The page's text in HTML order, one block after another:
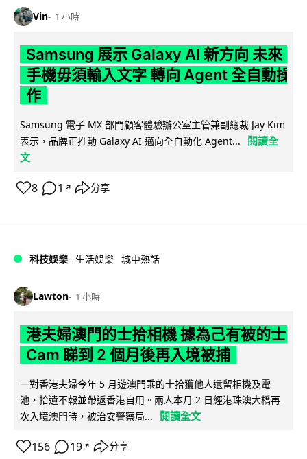
Vin 1 小時
Samsung 展示 Galaxy AI 新方向 未來
手機毋須輸入文字 轉向 Agent 全自動操
作
Samsung 電子 MX 部門顧客體驗辦公室主管兼副總裁 Jay Kim
表示，品牌正推動 Galaxy AI 邁向全自動化 Agent...
閱讀全
文
8 1 ↗ 分享
科技娛樂 生活娛樂 城中熱話
Lawton 1 小時
港夫婦澳門的士拾相機 據為己有被的士
Cam 睇到 2 個月後再入境被捕
一對香港夫婦今年 5 月遊澳門乘的士拾獲他人遺留相機及電
池，拾遺不報並帶返香港自用。兩人本月 2 日經港珠澳大橋再
次入境澳門時，被治安警察局...
閱讀全文
156 19 ↗ 分享